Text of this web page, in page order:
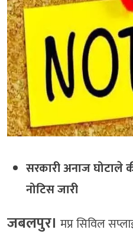
सरकारी अनाज घोटाले
नोटिस जारी
जबलपुर। मप्र सिविल